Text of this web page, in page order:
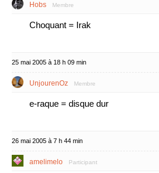
Hobs Membre
Choquant = Irak
25 mai 2005 à 18 h 09 min
UnjourenOz Membre
e-raque = disque dur
26 mai 2005 à 7 h 44 min
amelimelo Participant